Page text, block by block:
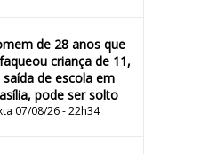
de 28 anos que
criança de 11,
saída de escola em
pode ser solto
07/08/26 - 22h34